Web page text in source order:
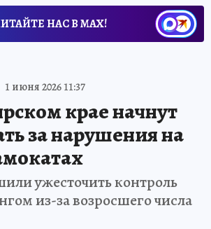
НАС В МАХ!
1 июня 2026 11:37
крае начнут
за нарушения на
ужесточить контроль
из-за возросшего числа